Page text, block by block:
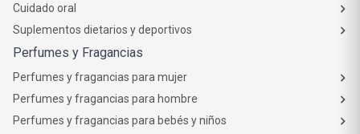
Cuidado oral
Suplementos dietarios y deportivos
Perfumes y Fragancias
Perfumes y fragancias para mujer
Perfumes y fragancias para hombre
Perfumes y fragancias para bebés y niños